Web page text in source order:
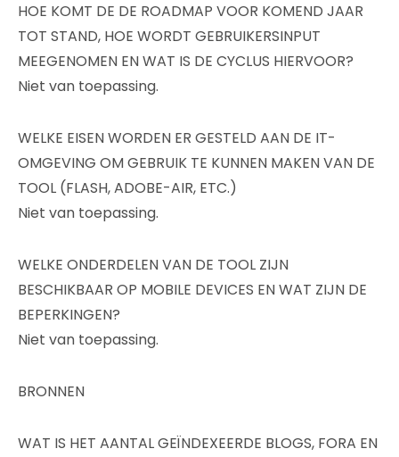
HOE KOMT DE DE ROADMAP VOOR KOMEND JAAR
TOT STAND, HOE WORDT GEBRUIKERSINPUT
MEEGENOMEN EN WAT IS DE CYCLUS HIERVOOR?
Niet van toepassing.
WELKE EISEN WORDEN ER GESTELD AAN DE IT-
OMGEVING OM GEBRUIK TE KUNNEN MAKEN VAN DE
TOOL (FLASH, ADOBE-AIR, ETC.)
Niet van toepassing.
WELKE ONDERDELEN VAN DE TOOL ZIJN
BESCHIKBAAR OP MOBILE DEVICES EN WAT ZIJN DE
BEPERKINGEN?
Niet van toepassing.
BRONNEN
WAT IS HET AANTAL GEÏNDEXEERDE BLOGS, FORA EN